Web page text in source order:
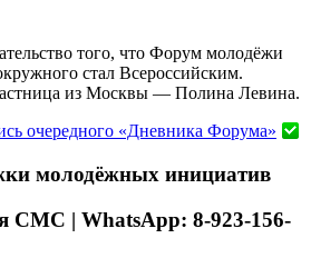
того, что Форум молодёжи
стал Всероссийским.
из Москвы — Полина Левина.
очередного «Дневника Форума»
молодёжных инициатив
СМС | WhatsApp: 8-923-156-